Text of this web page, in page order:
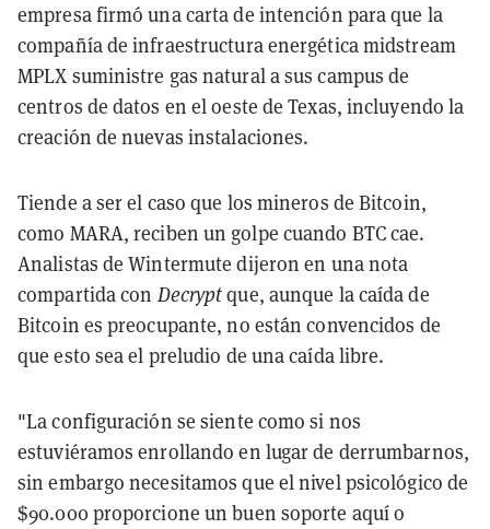
empresa firmó una carta de intención para que la
compañía de infraestructura energética midstream
MPLX suministre gas natural a sus campus de
centros de datos en el oeste de Texas, incluyendo la
creación de nuevas instalaciones.
Tiende a ser el caso que los mineros de Bitcoin,
como MARA, reciben un golpe cuando BTC cae.
Analistas de Wintermute dijeron en una nota
compartida con Decryptque, aunque la caída de
Bitcoin es preocupante, no están convencidos de
que esto sea el preludio de una caída libre.
"La configuración se siente como si nos
estuviéramos enrollando en lugar de derrumbarnos,
sin embargo necesitamos que el nivel psicológico de
$90.000 proporcione un buen soporte aquí o